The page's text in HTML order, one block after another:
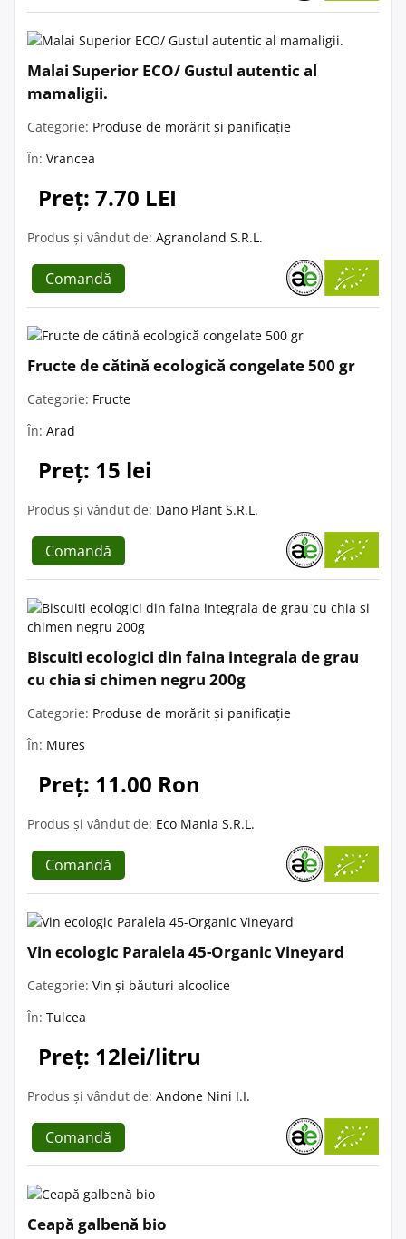
Malai Superior ECO/ Gustul autentic al
mamaligii.
Categorie: Produse de morărit și panificație
În: Vrancea
Preț: 7.70 LEI
Produs și vândut de: Agranoland S.R.L.
Comandă
Fructe de cătină ecologică congelate 500 gr
Categorie: Fructe
În: Arad
Preț: 15 lei
Produs și vândut de: Dano Plant S.R.L.
Comandă
Biscuiti ecologici din faina integrala de grau
cu chia si chimen negru 200g
Categorie: Produse de morărit și panificație
În: Mureș
Preț: 11.00 Ron
Produs și vândut de: Eco Mania S.R.L.
Comandă
Vin ecologic Paralela 45-Organic Vineyard
Categorie: Vin și băuturi alcoolice
În: Tulcea
Preț: 12lei/litru
Produs și vândut de: Andone Nini I.I.
Comandă
Ceapă galbenă bio